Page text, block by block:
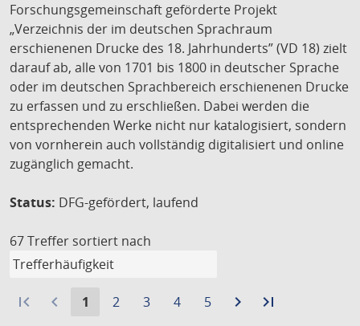
Forschungsgemeinschaft geförderte Projekt
„Verzeichnis der im deutschen Sprachraum
erschienenen Drucke des 18. Jahrhunderts” (VD 18) zielt
darauf ab, alle von 1701 bis 1800 in deutscher Sprache
oder im deutschen Sprachbereich erschienenen Drucke
zu erfassen und zu erschließen. Dabei werden die
entsprechenden Werke nicht nur katalogisiert, sondern
von vornherein auch vollständig digitalisiert und online
zugänglich gemacht.
Status: DFG-gefördert, laufend
67 Treffer sortiert nach
first_page navigate_before
Aktuelle
1
Gehe
2
Gehe
3
Gehe
4
Gehe
5 navigate_next
Zurlast_page